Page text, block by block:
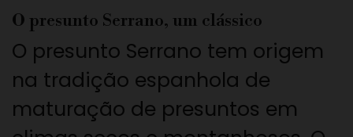
O presunto Serrano, um clássico
O presunto Serrano tem origem
na tradição espanhola de
maturação de presuntos em